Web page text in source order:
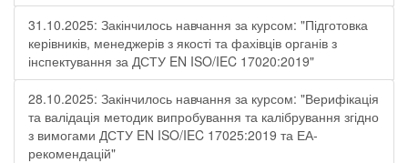
31.10.2025: Закінчилось навчання за курсом: "Підготовка
керівників, менеджерів з якості та фахівців органів з
інспектування за ДСТУ EN ISO/IEC 17020:2019"
28.10.2025: Закінчилось навчання за курсом: "Верифікація
та валідація методик випробування та калібрування згідно
з вимогами ДСТУ EN ISO/IEC 17025:2019 та ЕА-
рекомендацій"